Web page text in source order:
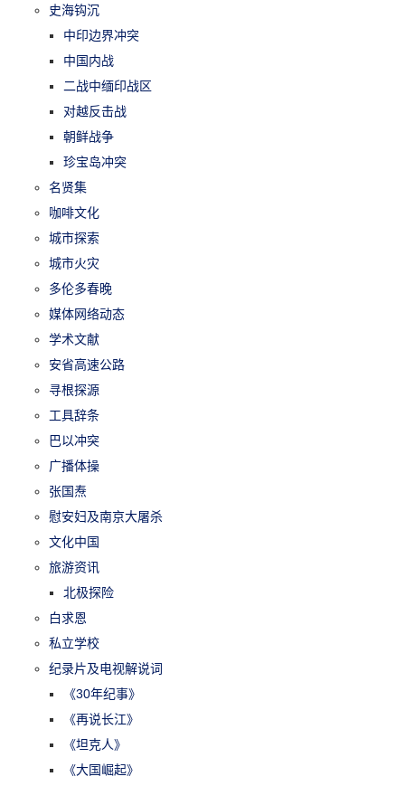
史海钩沉
中印边界冲突
中国内战
二战中缅印战区
对越反击战
朝鲜战争
珍宝岛冲突
名贤集
咖啡文化
城市探索
城市火灾
多伦多春晚
媒体网络动态
学术文献
安省高速公路
寻根探源
工具辞条
巴以冲突
广播体操
张国焘
慰安妇及南京大屠杀
文化中国
旅游资讯
北极探险
白求恩
私立学校
纪录片及电视解说词
《30年纪事》
《再说长江》
《坦克人》
《大国崛起》